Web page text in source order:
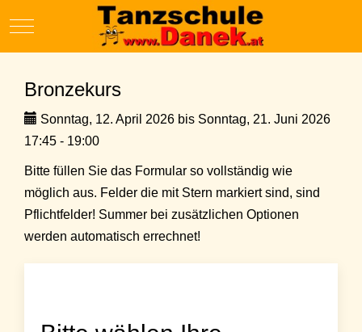
Mobile Menu Toggle
Bronzekurs
Sonntag, 12. April 2026 bis Sonntag, 21. Juni 2026
17:45 - 19:00
Bitte füllen Sie das Formular so vollständig wie
möglich aus. Felder die mit Stern markiert sind, sind
Pflichtfelder! Summer bei zusätzlichen Optionen
werden automatisch errechnet!